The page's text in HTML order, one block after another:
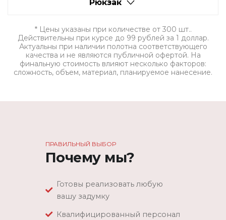
Рюкзак
* Цены указаны при количестве от 300 шт..
Действительны при курсе до 99 рублей за 1 доллар.
Актуальны при наличии полотна соответствующего
качества и не являются публичной офертой. На
финальную стоимость влияют несколько факторов:
сложность, объем, материал, планируемое нанесение.
ПРАВИЛЬНЫЙ ВЫБОР
Почему мы?
Готовы реализовать любую
вашу задумку
Квалифицированный персонал